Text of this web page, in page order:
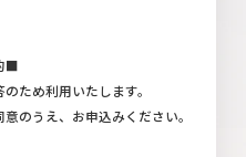
■
ため利用いたします。
意のうえ、お申込みください。